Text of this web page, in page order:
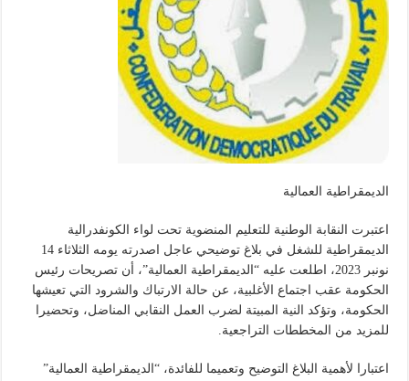
الديمقراطية العمالية
اعتبرت النقابة الوطنية للتعليم المنضوية تحت لواء الكونفدرالية
الديمقراطية للشغل في بلاغ توضيحي عاجل اصدرته يومه الثلاثاء 14
نونبر 2023، اطلعت عليه “الديمقراطية العمالية”، أن تصريحات رئيس
الحكومة عقب اجتماع الأغلبية، عن حالة الارتباك والشرود التي تعيشها
الحكومة، وتؤكد النية المبيتة لضرب العمل النقابي المناضل، وتحضيرا
للمزيد من المخططات التراجعية.
اعتبارا لأهمية البلاغ التوضيح وتعميما للفائدة، “الديمقراطية العمالية”